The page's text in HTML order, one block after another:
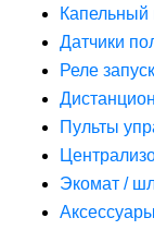
Капельный
Датчики
Реле
Пульты
Экомат /